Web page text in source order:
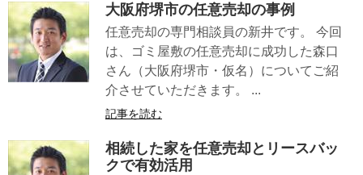
大阪府堺市の任意売却の事例
任意売却の専門相談員の新井です。 今回
は、ゴミ屋敷の任意売却に成功した森口
さん（大阪府堺市・仮名）についてご紹
介させていただきます。 ...
記事を読む
相続した家を任意売却とリースバッ
クで有効活用